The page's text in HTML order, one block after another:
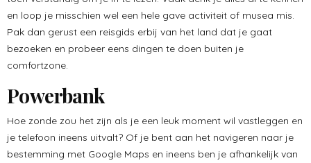
en loop je misschien wel een hele gave activiteit of musea mis.
Pak dan gerust een reisgids erbij van het land dat je gaat
bezoeken en probeer eens dingen te doen buiten je
comfortzone.
Powerbank
Hoe zonde zou het zijn als je een leuk moment wil vastleggen en
je telefoon ineens uitvalt? Of je bent aan het navigeren naar je
bestemming met Google Maps en ineens ben je afhankelijk van